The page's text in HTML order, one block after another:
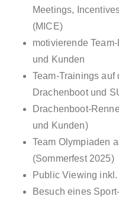
Meetings,
(MICE)
motivierende
und Kunden
Team-Trainings auf
Drachenboot und
Drachenboot-
und Kunden)
Team Olympiaden
(Sommerfest 2025)
Public Viewing inkl.
Besuch eines